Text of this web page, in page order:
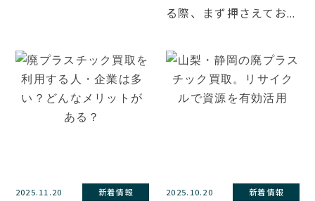
る際、まず押さえてお...
2025.11.20 新着情報 2025.10.20 新着情報